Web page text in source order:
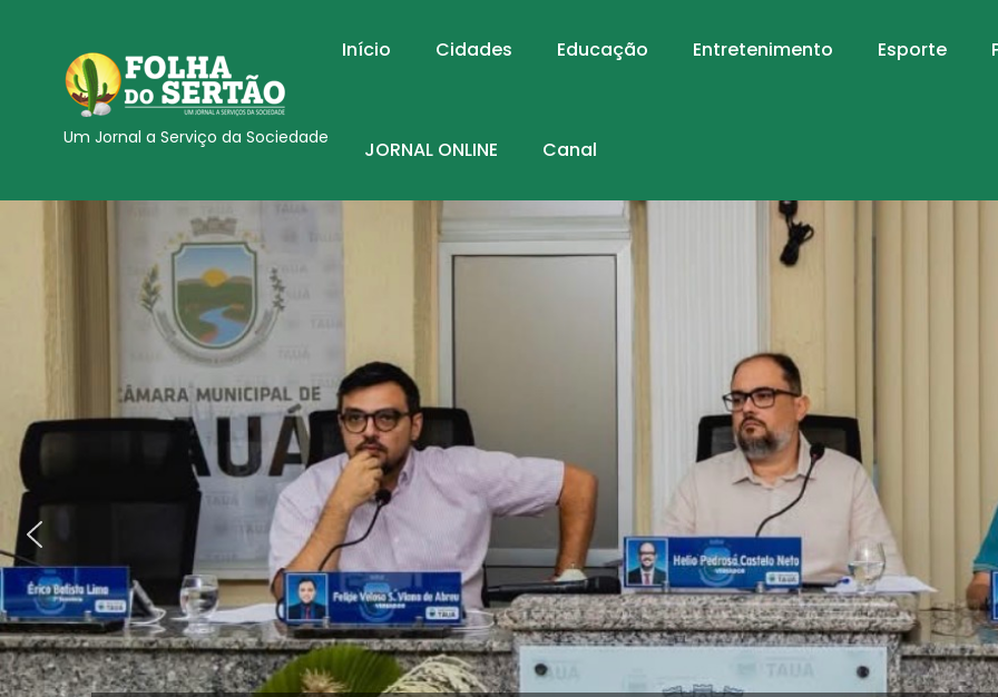
Um Jornal a Serviço da Sociedade
Início Cidades Educação Entretenimento Esporte
JORNAL ONLINE Canal